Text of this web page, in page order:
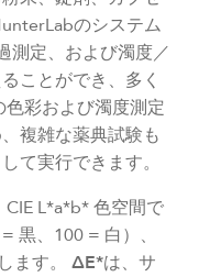
のシステム
測定、および濁度／
ことができ、多く
色彩および濁度測定
複雑な薬典試験も
て実行できます。
L*a*b* 色空間で
黒、100 = 白）、
ます。 ΔE*は、サ